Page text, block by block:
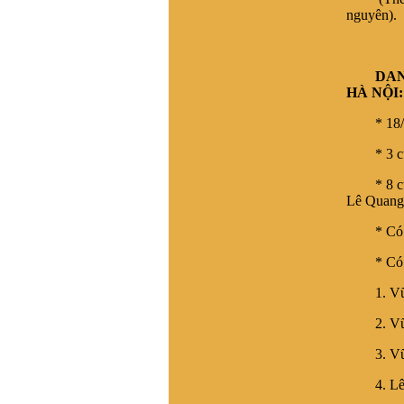
nguyên).
HÀ NỘI:
* 18/82
* 3 cụ
* 8 cụ
Lê
* Có
* Có 4
1. Vũ
2. Vũ
3. Vũ
4. Lê